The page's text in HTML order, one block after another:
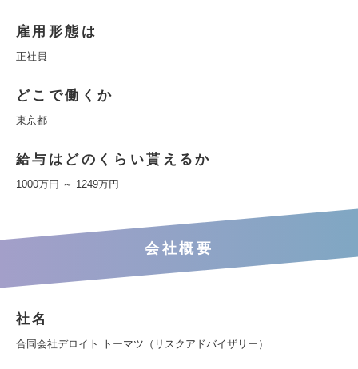
雇用形態は
正社員
どこで働くか
東京都
給与はどのくらい貰えるか
1000万円 ～ 1249万円
会社概要
社名
合同会社デロイト トーマツ（リスクアドバイザリー）